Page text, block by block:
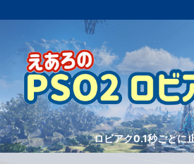
ロビアク0.1秒ごとに